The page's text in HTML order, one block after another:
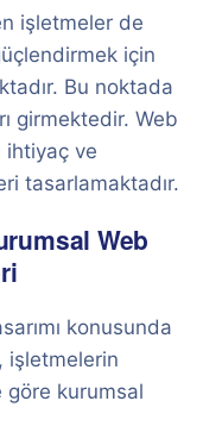
işletmeler de
için
Bu noktada
girmektedir. Web
ihtiyaç ve
tasarlamaktadır.
Web
konusunda
işletmelerin
göre kurumsal